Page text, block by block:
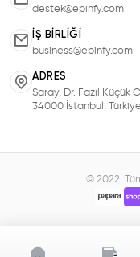
destek@epinfy.com
İŞ BIRLIĞI
business@epinfy.com
ADRES
Saray, Dr. Fazıl Küçük
34000 İstanbul, Türkiye
© 2022.